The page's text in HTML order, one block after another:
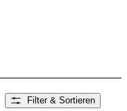
Filter & Sortieren